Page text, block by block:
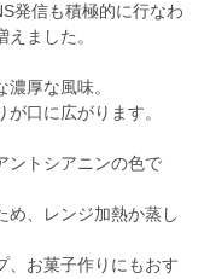
発信も積極的に行なわ
ました。
厚な風味。
口に広がります。
ントシアニンの色で
め、レンジ加熱か蒸し
、お菓子作りにもおす